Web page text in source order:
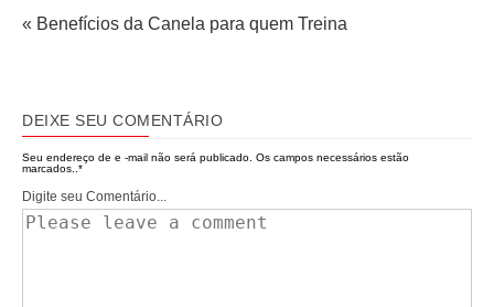
« Benefícios da Canela para quem Treina
DEIXE SEU COMENTÁRIO
Seu endereço de e -mail não será publicado. Os campos necessários estão
marcados.. *
Digite seu Comentário...